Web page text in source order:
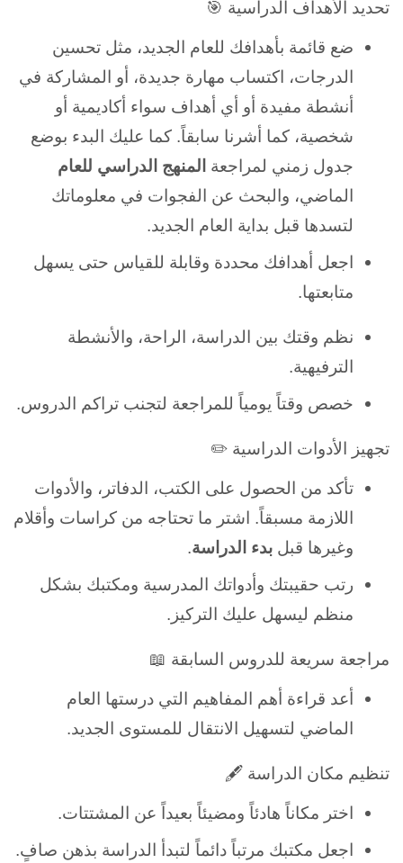
تحديد الأهداف الدراسية 🎯
ضع قائمة بأهدافك للعام الجديد، مثل تحسين
الدرجات، اكتساب مهارة جديدة، أو المشاركة في
أنشطة مفيدة أو أي أهداف سواء أكاديمية أو
شخصية، كما أشرنا سابقاً. كما عليك البدء بوضع
جدول زمني لمراجعة المنهج الدراسي للعام
الماضي، والبحث عن الفجوات في معلوماتك
لتسدها قبل بداية العام الجديد.
اجعل أهدافك محددة وقابلة للقياس حتى يسهل
متابعتها.
نظم وقتك بين الدراسة، الراحة، والأنشطة
الترفيهية.
خصص وقتاً يومياً للمراجعة لتجنب تراكم الدروس.
تجهيز الأدوات الدراسية ✏️
تأكد من الحصول على الكتب، الدفاتر، والأدوات
اللازمة مسبقاً. اشتر ما تحتاجه من كراسات وأقلام
وغيرها قبل بدء الدراسة.
رتب حقيبتك وأدواتك المدرسية ومكتبك بشكل
منظم ليسهل عليك التركيز.
مراجعة سريعة للدروس السابقة 📖
أعد قراءة أهم المفاهيم التي درستها العام
الماضي لتسهيل الانتقال للمستوى الجديد.
تنظيم مكان الدراسة 🖋️
اختر مكاناً هادئاً ومضيئاً بعيداً عن المشتتات.
اجعل مكتبك مرتباً دائماً لتبدأ الدراسة بذهن صافٍ.